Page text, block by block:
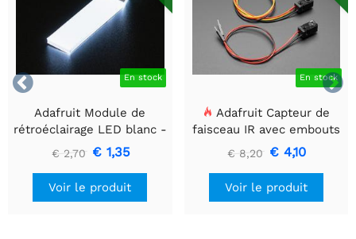

 En stock
Adafruit Module de
rétroéclairage LED blanc -
Petit 12 mm x 40 mm
€ 2,70 € 1,35
Voir le produit
En stock
Adafruit Capteur de
faisceau IR avec embouts
de câble de qualité
supérieure - LED 5 mm
€ 8,20 € 4,10
Voir le produit